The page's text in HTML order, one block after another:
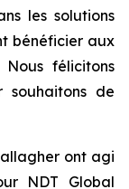
les solutions
bénéficier aux
félicitons
souhaitons de
ont agi
NDT Global